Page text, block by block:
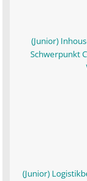
(Junior)
Schwerpunkt
(Junior)